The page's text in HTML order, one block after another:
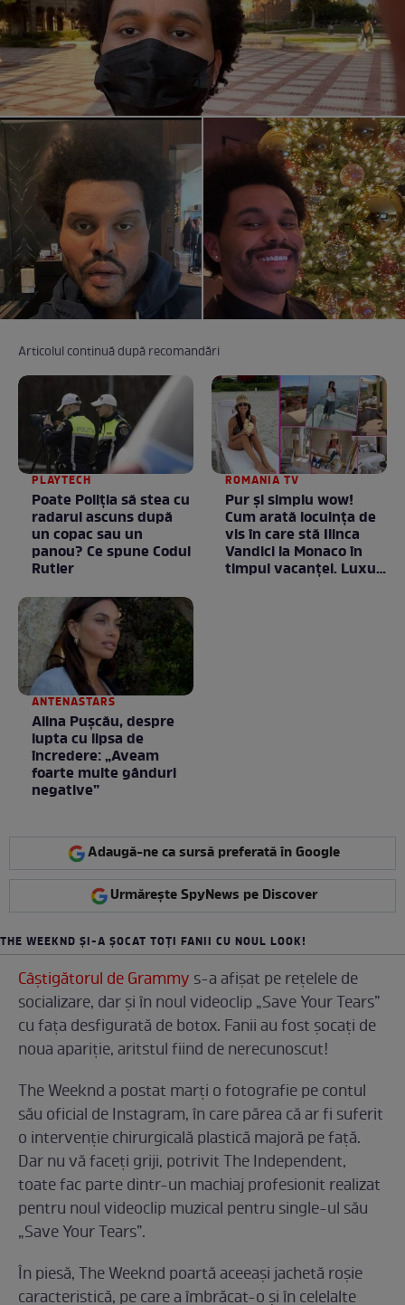
Articolul continuă după recomandări
PLAYTECH
Poate Poliția să stea cu
radarul ascuns după
un copac sau un
panou? Ce spune Codul
Rutier
ROMANIA TV
Pur și simplu wow!
Cum arată locuința de
vis în care stă Ilinca
Vandici la Monaco în
timpul vacanței. Luxul
ANTENASTARS
Alina Pușcău, despre
lupta cu lipsa de
încredere: „Aveam
foarte multe gânduri
negative”
Adaugă-ne ca sursă preferată în Google
Urmărește SpyNews pe Discover
THE WEEKND ȘI-A ȘOCAT TOȚI FANII CU NOUL LOOK!
Câștigătorul de Grammy s-a afișat pe rețelele de
socializare, dar și în noul videoclip „Save Your Tears”
cu fața desfigurată de botox. Fanii au fost șocați de
noua apariție, aritstul fiind de nerecunoscut!
The Weeknd a postat marți o fotografie pe contul
său oficial de Instagram, în care părea că ar fi suferit
o intervenție chirurgicală plastică majoră pe față.
Dar nu vă faceți griji, potrivit The Independent,
toate fac parte dintr-un machiaj profesionit realizat
pentru noul videoclip muzical pentru single-ul său
„Save Your Tears”.
În piesă, The Weeknd poartă aceeași jachetă roșie
caracteristică, pe care a îmbrăcat-o și în celelalte